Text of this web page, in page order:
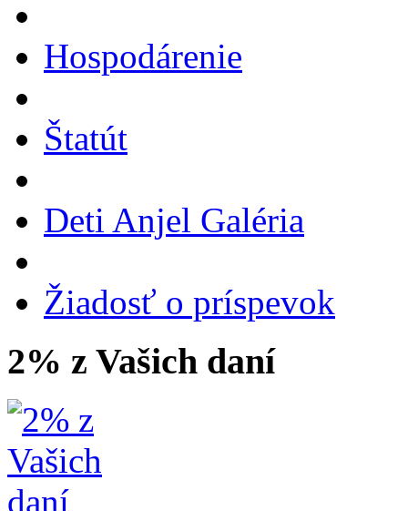
Hospodárenie
Štatút
Deti Anjel Galéria
Žiadosť o príspevok
2% z Vašich daní